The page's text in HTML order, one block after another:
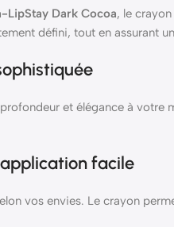
LipStay Dark Cocoa, le
défini, tout en assurant
et élégance à votre
facile
vos envies. Le crayon